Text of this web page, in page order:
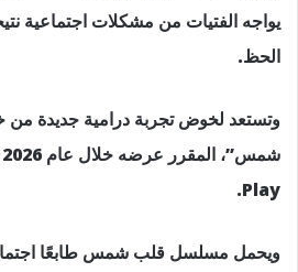
يواجه الفتيات من مشكلات اجتماعية
الحظ.
وتستعد لخوض تجربة درامية جديدة
Play.
ويحمل مسلسل قلب شمس طابعًا